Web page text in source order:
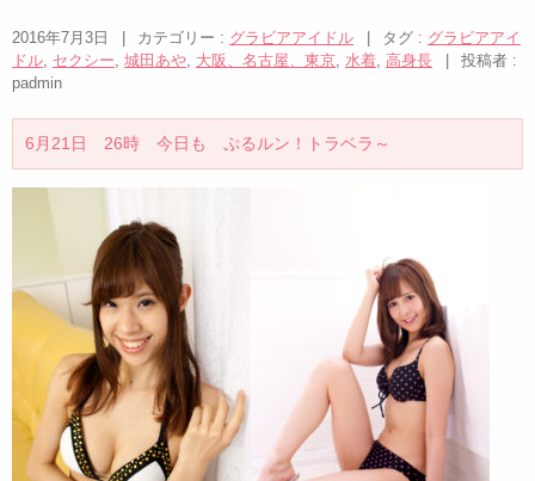
2016年7月3日 カテゴリー : グラビアアイドル タグ : グラビアアイ
ドル, セクシー, 城田あや, 大阪、名古屋、東京, 水着, 高身長
投稿者 :
padmin
6月21日 26時 今日も ぷるルン！トラベラ～